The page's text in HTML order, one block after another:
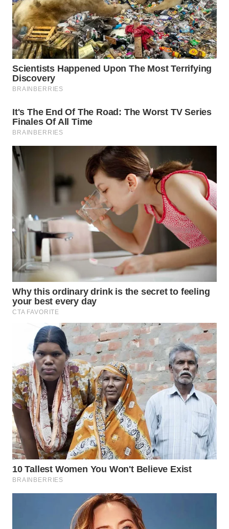
WN
PADANG
LAWAS
WN
SUMEDANG
WN
CIANJUR
WN
KEPULAUAN
TANGERANG
WN
BINJAI
WN
CIREBON
WN
WN
KUNINGAN
WN
MAJALENGKA
WN
SUBANG
WN
SUKABUMI